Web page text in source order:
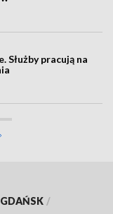
Służby pracują na
GDAŃSK /